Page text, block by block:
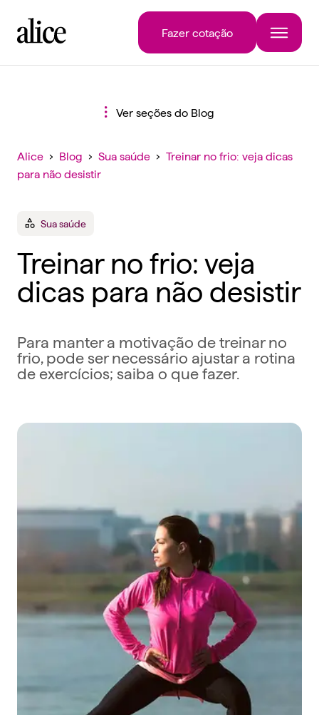
Fazer cotação
Ver seções do Blog
Alice › Blog › Sua saúde › Treinar no frio: veja dicas
para não desistir
Sua saúde
Treinar no frio: veja
dicas para não desistir
Para manter a motivação de treinar no
frio, pode ser necessário ajustar a rotina
de exercícios; saiba o que fazer.